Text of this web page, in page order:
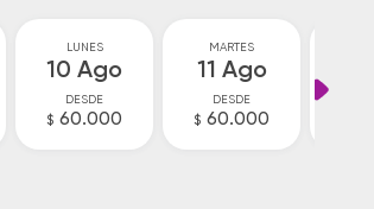
LUNES
10 Ago
DESDE
$ 60.000
MARTES
11 Ago
DESDE
$ 60.000